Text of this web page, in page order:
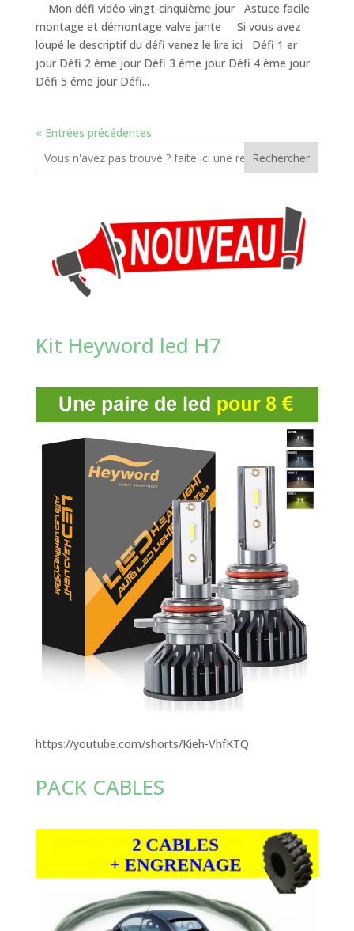
Mon défi vidéo vingt-cinquième jour Astuce facile
montage et démontage valve jante Si vous avez
loupé le descriptif du défi venez le lire ici Défi 1 er
jour Défi 2 éme jour Défi 3 éme jour Défi 4 éme jour
Défi 5 éme jour Défi...
« Entrées précédentes
Rechercher
Kit Heyword led H7
https://youtube.com/shorts/Kieh-VhfKTQ
PACK CABLES